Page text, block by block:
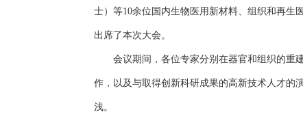
士）等10余位国内生物医用新材料、组织和再生
出席了本次大会。
会议期间，各位专家分别在器官和组织的重
作，以及与取得创新科研成果的高新技术人才的
浅。